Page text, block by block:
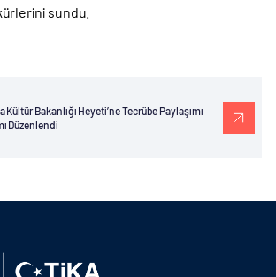
sundu.
Kültür Bakanlığı Heyeti’ne Tecrübe Paylaşımı
Düzenlendi